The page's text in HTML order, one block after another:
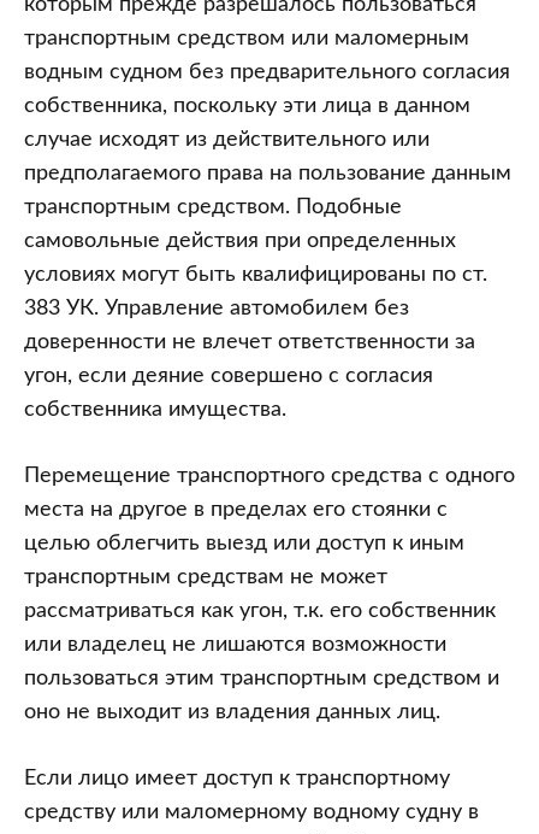
которым прежде разрешалось пользоваться
транспортным средством или маломерным
водным судном без предварительного согласия
собственника, поскольку эти лица в данном
случае исходят из действительного или
предполагаемого права на пользование данным
транспортным средством. Подобные
самовольные действия при определенных
условиях могут быть квалифицированы по ст.
383 УК. Управление автомобилем без
доверенности не влечет ответственности за
угон, если деяние совершено с согласия
собственника имущества.
Перемещение транспортного средства с одного
места на другое в пределах его стоянки с
целью облегчить выезд или доступ к иным
транспортным средствам не может
рассматриваться как угон, т.к. его собственник
или владелец не лишаются возможности
пользоваться этим транспортным средством и
оно не выходит из владения данных лиц.
Если лицо имеет доступ к транспортному
средству или маломерному водному судну в